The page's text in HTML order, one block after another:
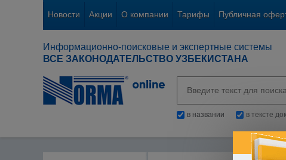
Новости Акции О компании Тарифы Публичная
Информационно-поисковые и экспертные системы
ВСЕ ЗАКОНОДАТЕЛЬСТВО УЗБЕКИСТАНА
в названии в тексте